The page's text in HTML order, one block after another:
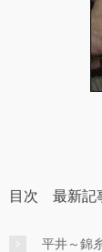
目次 最新記
平井～錦